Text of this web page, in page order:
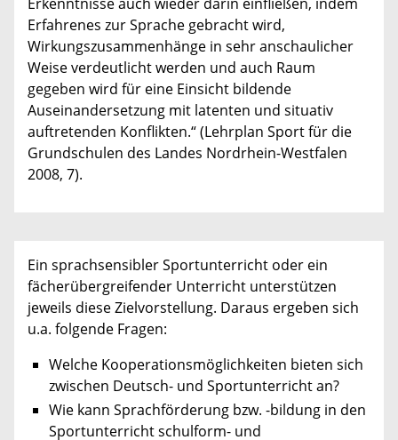
Erfahrenes zur Sprache gebracht wird,
Wirkungszusammenhänge in sehr anschaulicher
Weise verdeutlicht werden und auch Raum
gegeben wird für eine Einsicht bildende
Auseinandersetzung mit latenten und situativ
auftretenden Konflikten.“ (Lehrplan Sport für die
Grundschulen des Landes Nordrhein-Westfalen
2008, 7).
Ein sprachsensibler Sportunterricht oder ein
fächerübergreifender Unterricht unterstützen
jeweils diese Zielvorstellung. Daraus ergeben sich
u.a. folgende Fragen:
Welche Kooperationsmöglichkeiten bieten sich
zwischen Deutsch- und Sportunterricht an?
Wie kann Sprachförderung bzw. -bildung in den
Sportunterricht schulform- und